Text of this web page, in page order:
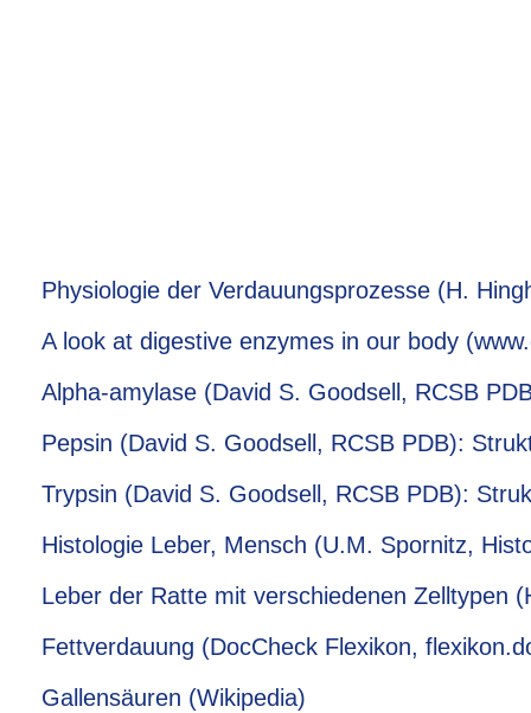
Physiologie der Verdauungsprozesse (H.
A look at digestive enzymes in our body
Alpha-amylase (David S. Goodsell, RCSB
Pepsin (David S. Goodsell, RCSB PDB):
Trypsin (David S. Goodsell, RCSB PDB):
Histologie Leber, Mensch (U.M. Spornitz,
Leber der Ratte mit verschiedenen Zelltypen
Fettverdauung (DocCheck Flexikon,
Gallensäuren (Wikipedia)